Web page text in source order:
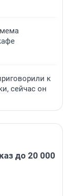
к
сейчас он
до 20 000